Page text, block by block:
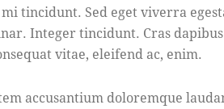
tincidunt. Sed eget viverra
Integer tincidunt. Cras
vitae, eleifend ac, enim.
accusantium doloremque